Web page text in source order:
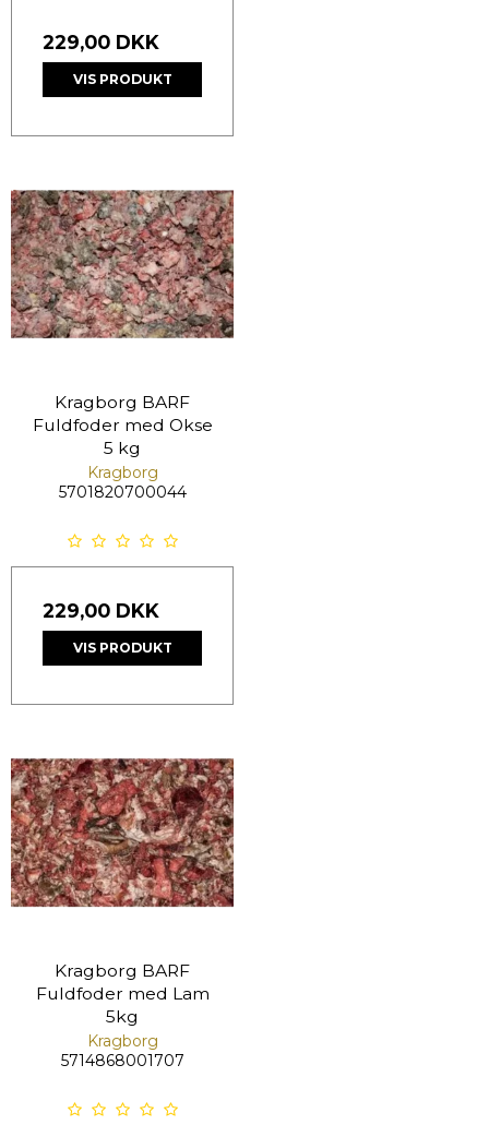
229,00 DKK
VIS PRODUKT
Kragborg BARF
Fuldfoder med Okse
5 kg
Kragborg
5701820700044
229,00 DKK
VIS PRODUKT
Kragborg BARF
Fuldfoder med Lam
5kg
Kragborg
5714868001707